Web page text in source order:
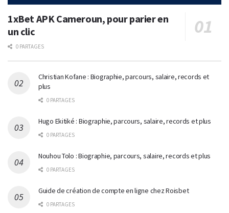
1xBet APK Cameroun, pour parier en
un clic
0 PARTAGES
Christian Kofane : Biographie, parcours, salaire, records et
plus
0 PARTAGES
Hugo Ekitiké : Biographie, parcours, salaire, records et plus
0 PARTAGES
Nouhou Tolo : Biographie, parcours, salaire, records et plus
0 PARTAGES
Guide de création de compte en ligne chez Roisbet
0 PARTAGES